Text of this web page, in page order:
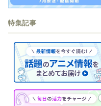
特集記事